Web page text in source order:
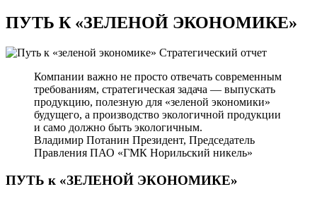
ПУТЬ К«ЗЕЛЕНОЙ ЭКОНОМИКЕ»
Стратегический отчет
Компании важно не просто отвечать современным
требованиям, стратегическая задача — выпускать
продукцию, полезную для «зеленой экономики»
будущего, а производство экологичной продукции
и само должно быть экологичным.
Владимир Потанин Президент, Председатель
Правления ПАО «ГМК Норильский никель»
ПУТЬ к «ЗЕЛЕНОЙ ЭКОНОМИКЕ»